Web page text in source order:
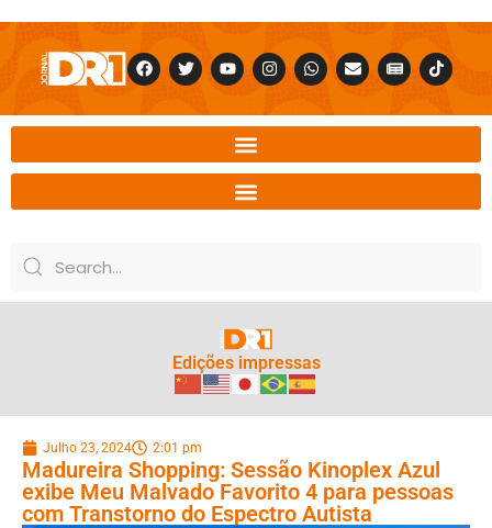
Edições impressas
Julho 23, 2024 2:01 pm
Madureira Shopping: Sessão Kinoplex Azul
exibe Meu Malvado Favorito 4 para pessoas
com Transtorno do Espectro Autista